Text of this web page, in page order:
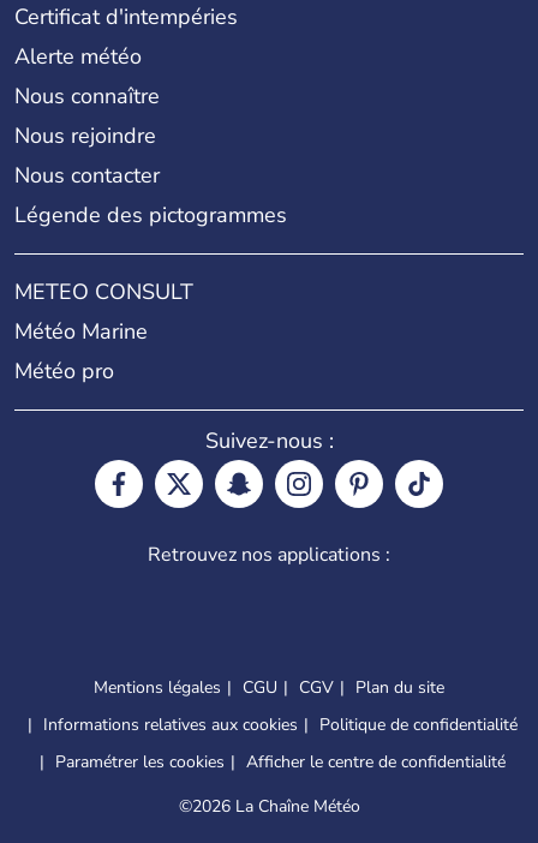
Certificat d'intempéries
Alerte météo
Nous connaître
Nous rejoindre
Nous contacter
Légende des pictogrammes
METEO CONSULT
Météo Marine
Météo pro
Suivez-nous :
Retrouvez nos applications :
Mentions légales CGU CGV
Plan du site
Informations relatives aux cookies
Politique de confidentialité
Paramétrer les cookies
Afficher le centre de confidentialité
©2026 La Chaîne Météo